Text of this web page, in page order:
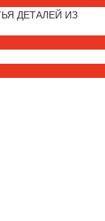
ДЕТАЛЕЙ ИЗ